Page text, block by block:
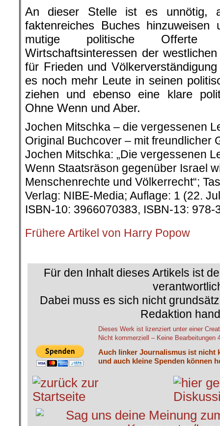
An dieser Stelle ist es unnötig,
faktenreiches Buches
mutige politische Offerte
Wirtschaftsinteressen der
für Frieden und
es noch mehr Leute in seinen
ziehen und ebenso eine klare
Ohne Wenn und Aber.
Jochen Mitschka – die vergessenen
Original Buchcover – mit freundlicher
Jochen Mitschka: „Die vergessenen
Wenn Staatsräson gegenüber Israel
Menschenrechte und Völkerrecht“;
Verlag: NIBE-Media; Auflage: 1 (22.
ISBN-10: 3966070383, ISBN-13:
Frühere Artikel von Harry Popow
Für den Inhalt dieses Artikels ist
Dabei muss es sich nicht
Redaktion
Dieses Werk ist lizenziert unter einer
Nicht kommerziell – Keine Bearbeitungen
Auch linker Journalismus ist nicht
und auch kleine Spenden können